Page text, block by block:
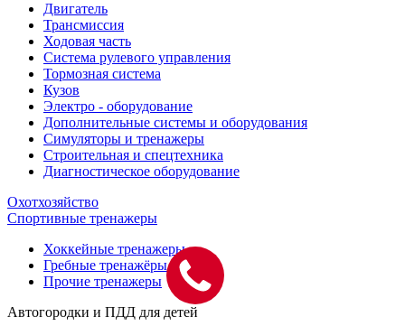
Двигатель
Трансмиссия
Ходовая часть
Система рулевого управления
Тормозная система
Кузов
Электро - оборудование
Дополнительные системы и оборудования
Симуляторы и тренажеры
Строительная и спецтехника
Диагностическое оборудование
Охотхозяйство
Спортивные тренажеры
Хоккейные тренажеры
Гребные тренажёры
Прочие тренажеры
Автогородки и ПДД для детей